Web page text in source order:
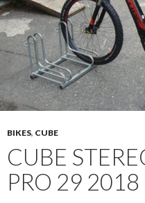
BIKES, CUBE
CUBE
PRO 29 2018